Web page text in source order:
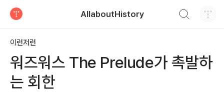
AllaboutHistory
이런저런
워즈워스 The Prelude가 촉발하
는 회한